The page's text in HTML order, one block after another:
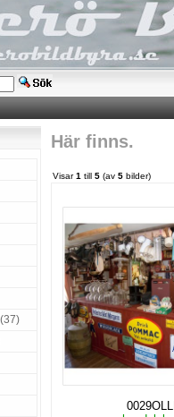
Här finns.
Visar1 till 5 (av 5 bilder)
0029OLLI